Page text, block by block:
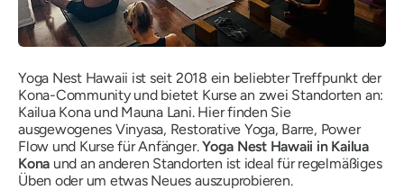
Yoga Nest Hawaii ist seit 2018 ein beliebter Treffpunkt der
Kona-Community und bietet Kurse an zwei Standorten an:
Kailua Kona und Mauna Lani. Hier finden Sie
ausgewogenes Vinyasa, Restorative Yoga, Barre, Power
Flow und Kurse für Anfänger.Yoga Nest Hawaii in Kailua
Kona und an anderen Standorten ist ideal für regelmäßiges
Üben oder um etwas Neues auszuprobieren.